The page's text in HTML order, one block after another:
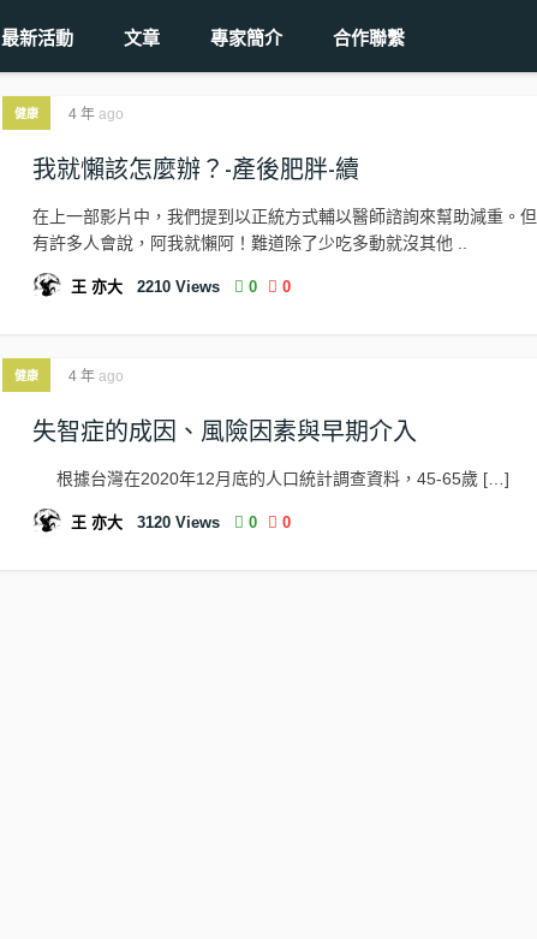
最新活動 文章 專家簡介 合作聯繫
健康 4 年 ago
我就懶該怎麼辦？-產後肥胖-續
在上一部影片中，我們提到以正統方式輔以醫師諮詢來幫助減重。但
有許多人會說，阿我就懶阿！難道除了少吃多動就沒其他 ..
王 亦大 2210 Views 0 0
健康 4 年 ago
失智症的成因、風險因素與早期介入
根據台灣在2020年12月底的人口統計調查資料，45-65歲 […]
王 亦大 3120 Views 0 0